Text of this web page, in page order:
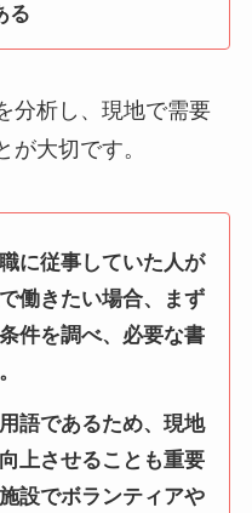
る
分析し、現地で需要
大切です。
に従事していた人が
働きたい場合、まず
件を調べ、必要な書
語であるため、現地
上させることも重要
設でボランティアや